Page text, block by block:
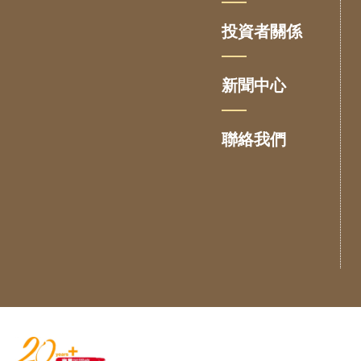
投資者關係
新聞中心
聯絡我們